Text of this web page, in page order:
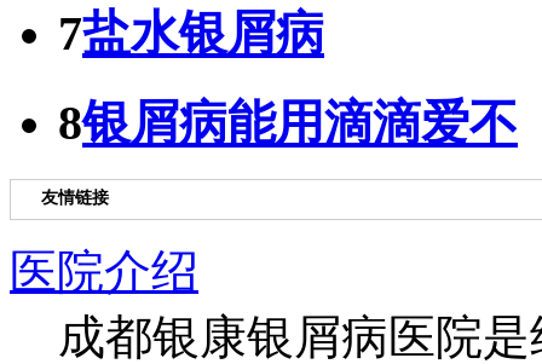
7盐水银屑病
8银屑病能用滴滴爱不
友情链接
医院介绍
成都银康银屑病医院